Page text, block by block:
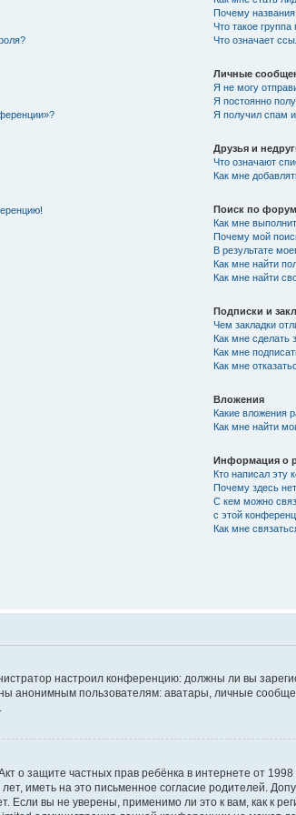
Почему
Что такое
Что означает
Личные
Я не могу
Я постоянно
Я получил спам
Друзья и
Что означают
Как мне
Поиск по
Как мне
Почему мой
В результате
Как мне найти
Как мне найти
Подписки и
Чем закладки
Как мне сделать
Как мне
Как мне
Вложения
Какие вложения
Как мне найти
Информация о
Кто написал эту
Почему здесь
С кем можно
с этой
Как мне
настроил конференцию: должны ли вы
анонимным пользователям: аватары, личные
о защите частных прав ребёнка в интернете от
иметь на это письменное согласие родителей.
вы не уверены, применимо ли это к вам, как к